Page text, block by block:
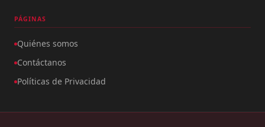
PÁGINAS
Quiénes somos
Contáctanos
Políticas de Privacidad